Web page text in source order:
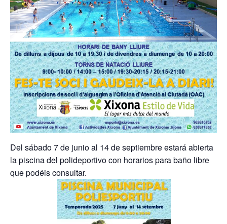
Del sábado 7 de junio al 14 de septiembre estará abierta
la piscina del polideportivo con horarios para baño libre
que podéis consultar.